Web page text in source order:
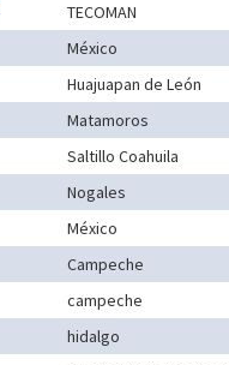
TECOMAN
México
Huajuapan de León
Matamoros
Saltillo Coahuila
Nogales
México
Campeche
campeche
hidalgo